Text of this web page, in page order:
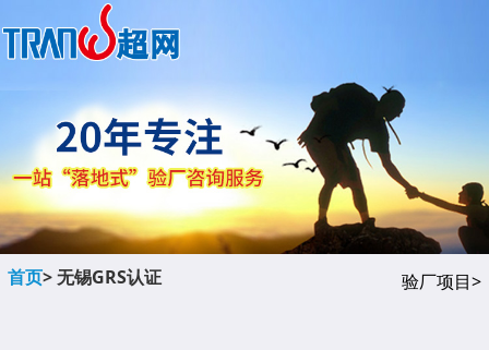
首页> 无锡GRS认证 验厂项目>